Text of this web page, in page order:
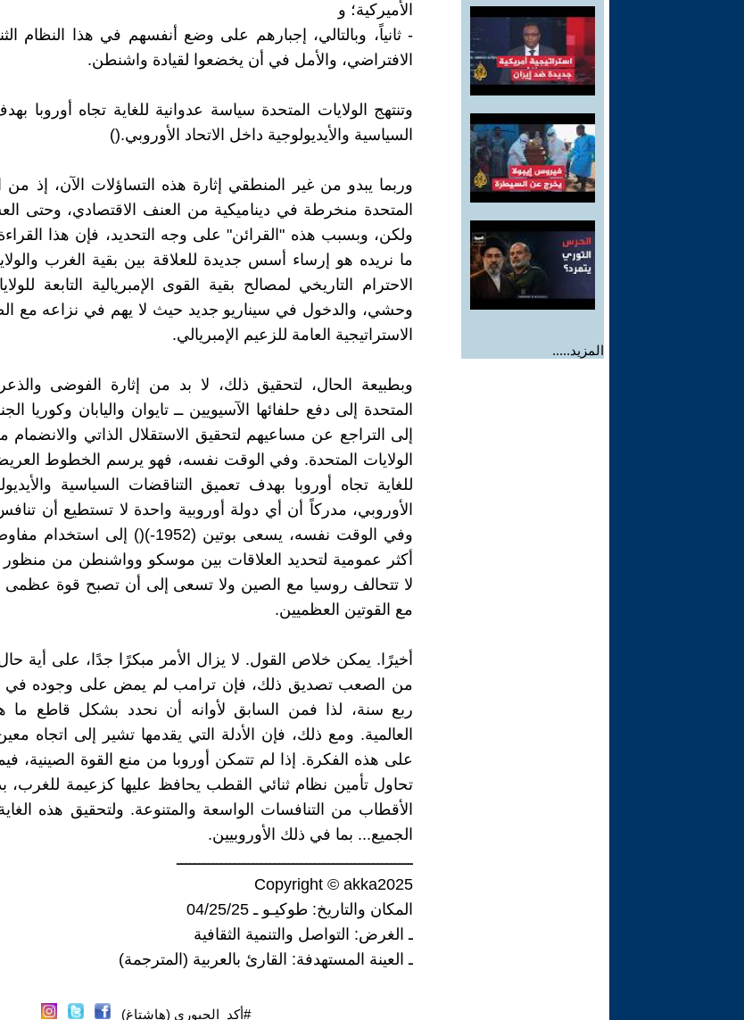
المزيد.....
الأميركية؛ و
- ثانياً، وبالتالي، إجبارهم على وضع أنفسهم في هذا النظام
الافتراضي، والأمل في أن يخضعوا لقيادة واشنطن.
وتنتهج الولايات المتحدة سياسة عدوانية للغاية تجاه أوروبا
السياسية والأيديولوجية داخل الاتحاد الأوروبي.()
وربما يبدو من غير المنطقي إثارة هذه التساؤلات الآن، إذ من
المتحدة منخرطة في ديناميكية من العنف الاقتصادي، وحتى
ولكن، وبسبب هذه "القرائن" على وجه التحديد، فإن هذا
ما نريده هو إرساء أسس جديدة للعلاقة بين بقية الغرب
الاحترام التاريخي لمصالح بقية القوى الإمبريالية التابعة
وحشي، والدخول في سيناريو جديد حيث لا يهم في نزاعه مع
الاستراتيجية العامة للزعيم الإمبريالي.
وبطبيعة الحال، لتحقيق ذلك، لا بد من إثارة الفوضى
المتحدة إلى دفع حلفائها الآسيويين ــ تايوان واليابان وكوريا
إلى التراجع عن مساعيهم لتحقيق الاستقلال الذاتي
الولايات المتحدة. وفي الوقت نفسه، فهو يرسم الخطوط
للغاية تجاه أوروبا بهدف تعميق التناقضات السياسية
الأوروبي، مدركاً أن أي دولة أوروبية واحدة لا تستطيع أن تنافس
وفي الوقت نفسه، يسعى بوتين (1952-)() إلى
أكثر عمومية لتحديد العلاقات بين موسكو وواشنطن من
لا تتحالف روسيا مع الصين ولا تسعى إلى أن تصبح قوة عظمى
مع القوتين العظميين.
أخيرًا. يمكن خلاص القول. لا يزال الأمر مبكرًا جدًا، على أية
من الصعب تصديق ذلك، فإن ترامب لم يمض على وجوده في
ربع سنة، لذا فمن السابق لأوانه أن نحدد بشكل قاطع
العالمية. ومع ذلك، فإن الأدلة التي يقدمها تشير إلى اتجاه
على هذه الفكرة. إذا لم تتمكن أوروبا من منع القوة الصينية،
تحاول تأمين نظام ثنائي القطب يحافظ عليها كزعيمة للغرب،
الأقطاب من التنافسات الواسعة والمتنوعة. ولتحقيق هذه
الجميع... بما في ذلك الأوروبيين.
ـــــــــــــــــــــــــــــــــــــــــــــــــــــ
Copyright © akka2025
المكان والتاريخ: طوكيـو ـ 04/25/25
ـ الغرض: التواصل والتنمية الثقافية
ـ العينة المستهدفة: القارئ بالعربية (المترجمة)
#أكد_الجبوري (هاشتاغ)